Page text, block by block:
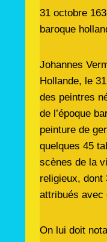
31 octobre
baroque
Johannes
Hollande, le
des peintres
de l’époque
peinture de
quelques 45
scènes de la
religieux, dont
attribués avec
On lui doit